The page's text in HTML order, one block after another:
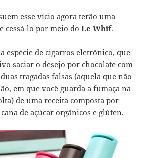
esse vício agora terão uma
cessá-lo por meio doLe Whif.
espécie de cigarros eletrônico, que
saciar o desejo por chocolate com
tragadas falsas (aquela que não
em que você guarda a fumaça na
de uma receita composta por
de açúcar orgânicos e glúten.